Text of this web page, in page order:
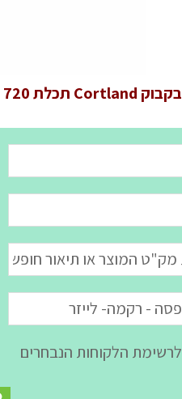
בקבוק Cortland תכלת 720 מ״ל